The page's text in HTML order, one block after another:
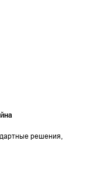
решения,